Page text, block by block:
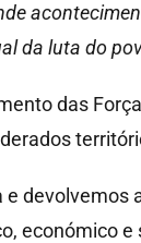
da luta do
das
económico e